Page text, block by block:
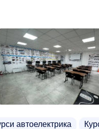
автоелектрика